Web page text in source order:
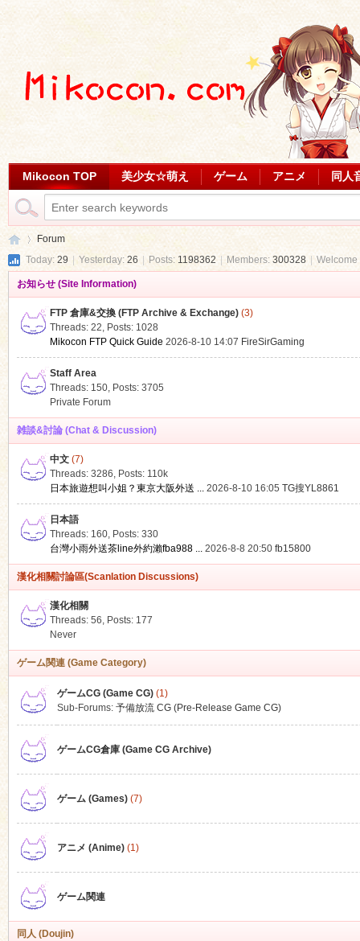
Mikocon TOP 美少女☆萌え ゲーム アニメ 同人
Forum
Today: 29 Yesterday: 26 Posts: 1198362 Members: 300328
お知らせ (Site Information)
FTP 倉庫&交換 (FTP Archive & Exchange)(3)
Threads: 22, Posts: 1028
Mikocon FTP Quick Guide 2026-8-10 14:07 FireSirGaming
Staff Area
Threads: 150, Posts: 3705
Private Forum
雑談&討論 (Chat & Discussion)
中文(7)
Threads: 3286, Posts: 110k
日本旅遊想叫小姐？東京大阪外送 ... 2026-8-10 16:05 TG搜YL8861
日本語
Threads: 160, Posts: 330
台灣小雨外送茶line外約瀨fba988 ... 2026-8-8 20:50 fb15800
漢化相關討論區(Scanlation Discussions)
漢化相關
Threads: 56, Posts: 177
Never
ゲーム関連 (Game Category)
ゲームCG (Game CG)(1)
Sub-Forums: 予備放流 CG (Pre-Release Game CG)
ゲームCG倉庫 (Game CG Archive)
ゲーム (Games)(7)
アニメ (Anime)(1)
ゲーム関連
同人 (Doujin)